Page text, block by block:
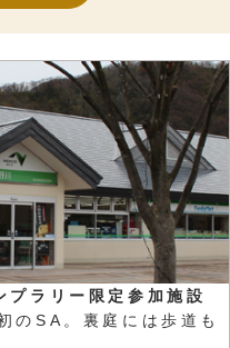
ラリー限定参加施設
のSA。裏庭には歩道も